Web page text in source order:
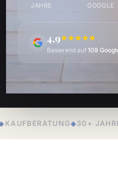
JAHRE GOOGLE
4,9
Basierend auf 109
ERFAHRUNG◆